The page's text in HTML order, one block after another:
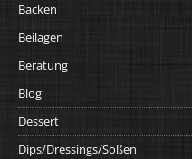
Backen
Beilagen
Beratung
Blog
Dessert
Dips/Dressings/Soßen